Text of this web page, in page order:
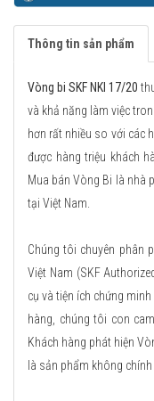
Thông tin sản phẩm
Vòng bi SKF NKI 17/20
và khả năng làm việc
hơn rất nhiều so với các
được hàng triệu khách
Mua bán Vòng Bi là nhà
tại Việt Nam.
Chúng tôi chuyên phân
Việt Nam (SKF
cụ và tiện ích chứng minh
hàng, chúng tôi con
Khách hàng phát hiện
là sản phẩm không chính